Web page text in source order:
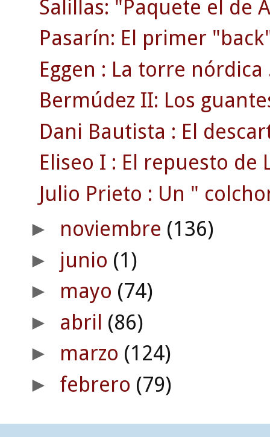
Salillas: "Paquete el de
Pasarín: El primer
Eggen : La torre nórdica
Bermúdez II: Los
Dani Bautista : El
Eliseo I : El repuesto de
Julio Prieto : Un "
► noviembre (136)
► junio (1)
► mayo (74)
► abril (86)
► marzo (124)
► febrero (79)